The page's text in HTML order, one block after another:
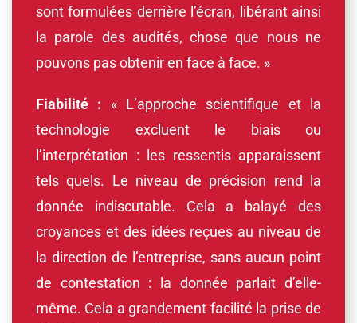
sont formulées derrière l’écran, libérant ainsi
la parole des audités, chose que nous ne
pouvons pas obtenir en face à face. »
Fiabilité : « L’approche scientifique et la
technologie excluent le biais ou
l’interprétation : les ressentis apparaissent
tels quels. Le niveau de précision rend la
donnée indiscutable. Cela a balayé des
croyances et des idées reçues au niveau de
la direction de l’entreprise, sans aucun point
de contestation : la donnée parlait d’elle-
même. Cela a grandement facilité la prise de